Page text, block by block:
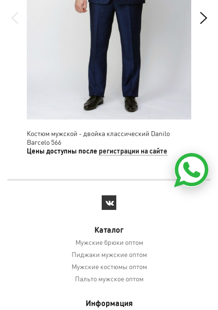
Костюм мужской - двойка классический Danilo
Barcelo 566
Цены доступны после регистрации на сайте
Каталог
Мужские брюки оптом
Пиджаки мужские оптом
Мужские костюмы оптом
Пальто мужское оптом
Информация